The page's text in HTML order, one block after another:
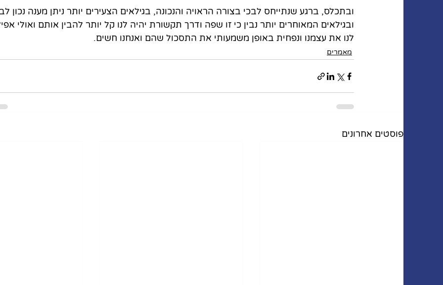
ובתכלס, ברגע שנתייחס לבכי בצורה הראויה והנכונה, בגילאים הצעירים יותר ניתן מענה נכון
ובגילאים המאוחרים יותר נבין כי זו שפה ודרך תקשורת יהיה לנו קל יותר להבין אותם ואולי
לנו את עצמנו ונפחית באופן משמעותי את התסכול שהם ואנחנו חשים.
מאמרים
פוסטים אחרונים